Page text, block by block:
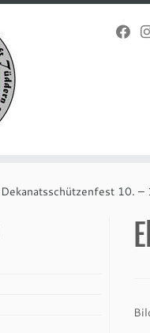
10.